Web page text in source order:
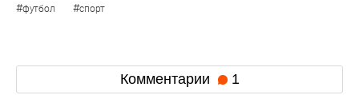
#футбол #спорт
Комментарии 1